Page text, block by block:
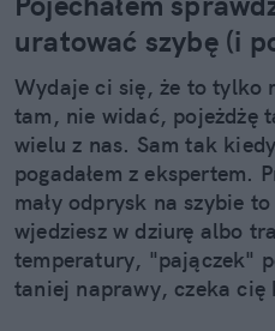
uratować szybę (i
Wydaje ci się, że to tylko
tam, nie widać, pojeżdżę
wielu z nas. Sam tak
pogadałem z ekspertem.
mały odprysk na szybie
wjedziesz w dziurę albo
temperatury, "pajączek"
taniej naprawy, czeka cię